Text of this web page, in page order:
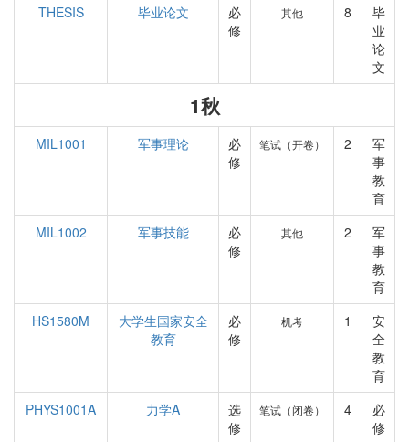
THESIS 毕业论文
必
修
其他 8
毕
业
论
文
1秋
MIL1001 军事理论
必
修
笔试（开卷） 2
军
事
教
育
MIL1002
军事技能
必
修
其他 2
军
事
教
育
HS1580M
大学生国家安全
教育
必
修
机考 1
安
全
教
育
PHYS1001A
力学A
选
修
笔试（闭卷） 4
必
修